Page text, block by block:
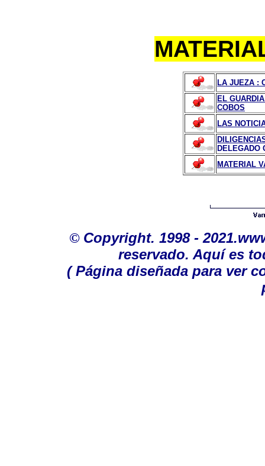
LA JUEZA :
EL
COBOS
LAS
DELEGADO
MATERIAL
© Copyright. 1998 -
reservado. Aquí es
( Página diseñada para ver